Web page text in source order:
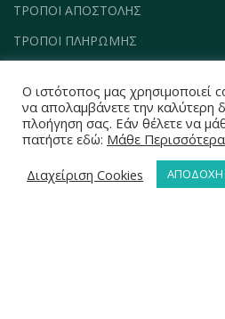
ΤΡΟΠΟΙ ΑΠΟΣΤΟΛΗΣ
ΤΡΟΠΟΙ ΠΛΗΡΩΜΗΣ
ΌΡΟΙ & ΠΡΟΥΠΟΘΕΣΕΙΣ
ΠΟΛΙΤΙΚΗ ΑΠΟΡΡΗΤΟΥ
ΣΤΟΙΧΕΙΑ ΕΠΙΚΟΙΝΩΝΙΑΣ
Ο ιστότοπος μας χρησιμοποιεί
να απολαμβάνετε την καλύτερη
πλοήγηση σας. Εάν θέλετε να
πατήστε εδώ: Μάθε Περισσότερα
Διαχείριση Cookies
ΑΠΟΔΟΧΗ